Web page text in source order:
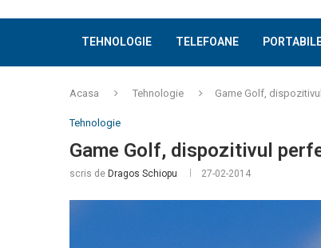
TEHNOLOGIE TELEFOANE
Acasa Tehnologie Game Golf,
Tehnologie
Game Golf, dispozitivul
scris de Dragos Schiopu 27-02-2014